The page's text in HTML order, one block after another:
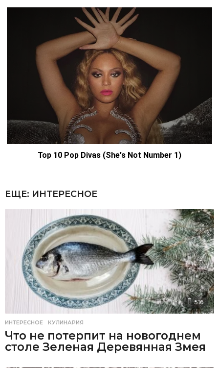
ЕЩЕ: ИНТЕРЕСНОЕ
516
ИНТЕРЕСНОЕ ,КУЛИНАРИЯ
Что не потерпит на новогоднем
столе Зеленая Деревянная Змея